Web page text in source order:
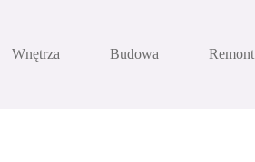
Wnętrza Budowa Remont